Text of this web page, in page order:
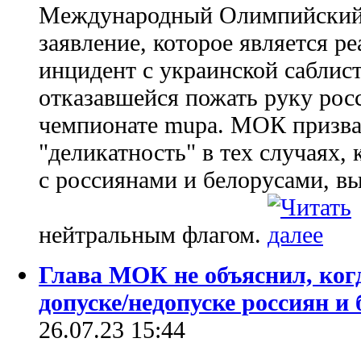
Международный
заявление, которое является
инцидент с украинской
отказавшейся пожать руку
чемпионате mupa. МОК
"деликатность" в тех
с россиянами и белорусами,
нейтральным флагом.
Глава МОК не объяснил,
допуске/недопуске россиян
26.07.23 15:44